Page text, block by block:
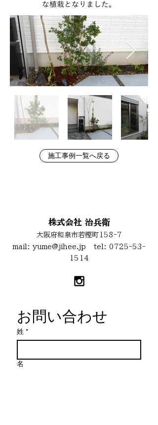
な植栽となりました。
施工事例一覧へ戻る
株式会社 治兵衛
大阪府和泉市若樫町158-7
mail: yume@jihee.jp tel: 0725-53-
1514
お問い合わせ
姓 *
名